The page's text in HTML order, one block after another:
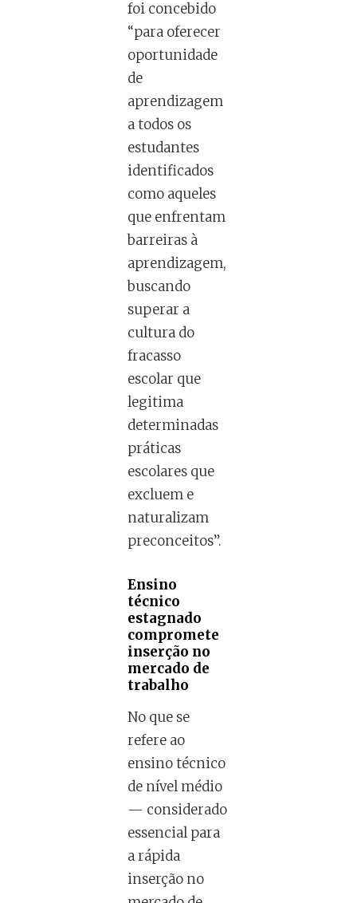
foi concebido
“para oferecer
oportunidade
de
aprendizagem
a todos os
estudantes
identificados
como aqueles
que enfrentam
barreiras à
aprendizagem,
buscando
superar a
cultura do
fracasso
escolar que
legitima
determinadas
práticas
escolares que
excluem e
naturalizam
preconceitos”.
Ensino
técnico
estagnado
compromete
inserção no
mercado de
trabalho
No que se
refere ao
ensino técnico
de nível médio
— considerado
essencial para
a rápida
inserção no